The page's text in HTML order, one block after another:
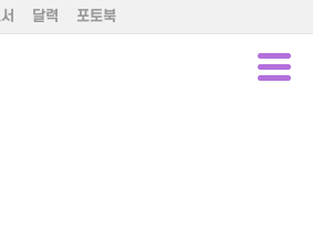
달력 포토북